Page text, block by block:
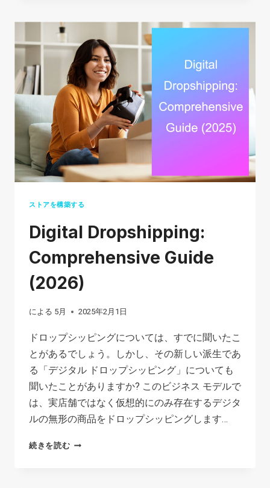
レ
ド
に
な
っ
て
い
る
商
品
を
つ
て
E
マ
ス
ト
ア
で
売
ストアを構築する
​​Digital Dropshipping:
Comprehensive Guide
(2026)
による 5月 2025年2月1日
ドロップシッピングについては、すでに聞いたこ
とがあるでしょう。しかし、その新しい派生であ
る「デジタル ドロップシッピング」についても
聞いたことがありますか? このビジネス モデルで
は、実店舗ではなく仮想的にのみ存在するデジタ
ルの無形の商品をドロップシッピングします…
続きを読む​​